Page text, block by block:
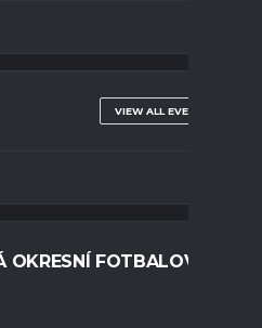
VIEW ALL EVENTS
OKRESNÍ FOTBALOVÁ